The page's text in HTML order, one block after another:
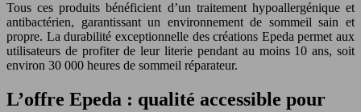
Tous ces produits bénéficient d’un traitement hypoallergénique et
antibactérien, garantissant un environnement de sommeil sain et
propre. La durabilité exceptionnelle des créations Epeda permet aux
utilisateurs de profiter de leur literie pendant au moins 10 ans, soit
environ 30 000 heures de sommeil réparateur.
L’offre Epeda : qualité accessible pour